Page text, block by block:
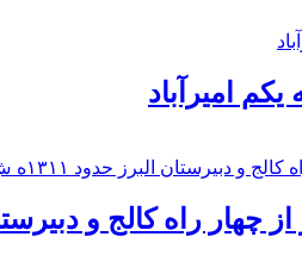
امیرآباد
راه كالج و دبيرستان